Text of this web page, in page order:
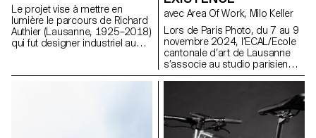
Le projet vise à mettre en
lumière le parcours de Richard
Authier (Lausanne, 1925–2018)
qui fut designer industriel au
les-Bains et un précurseur du
avec Area Of Work, Milo Keller
Lors de Paris Photo, du 7 au 9
novembre 2024, l’ECAL/Ecole
cantonale d’art de Lausanne
s’associe au studio parisien
Area of Work pour présenter
immersive monumentale au
cœur du 11e arrondissement
de Paris. Dans une grande
métropole, un petit